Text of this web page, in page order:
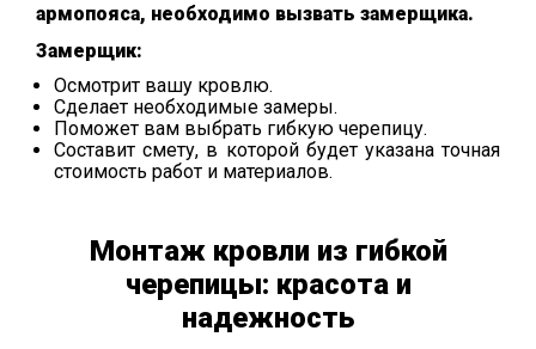
армопояса, необходимо вызвать замерщика.
Замерщик:
Осмотрит вашу кровлю.
Сделает необходимые замеры.
Поможет вам выбрать гибкую черепицу.
Составит смету, в которой будет указана точная
стоимость работ и материалов.
Монтаж кровли из гибкой
черепицы: красота и
надежность